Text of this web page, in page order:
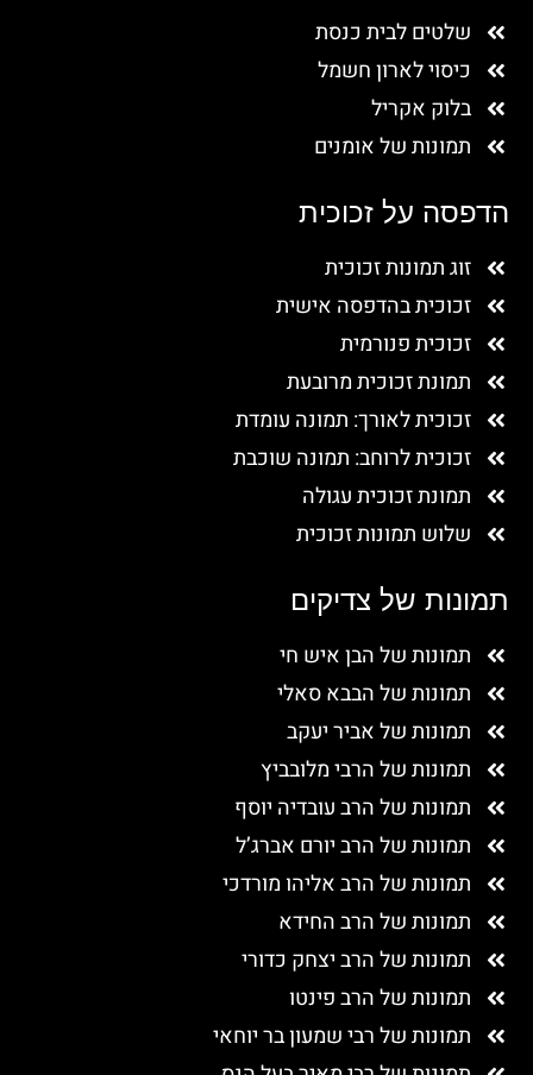
תמונות של צדיקים
תמונות של הבן איש חי
תמונות של הבבא סאלי
תמונות של אביר יעקב
תמונות של הרבי מלובביץ
תמונות של הרב עובדיה יוסף
תמונות של הרב יורם אברג’ל
תמונות של הרב אליהו מורדכי
תמונות של הרב החידא
תמונות של הרב יצחק כדורי
תמונות של הרב פינטו
תמונות של רבי שמעון בר יוחאי
הדפסה על זכוכית
זוג תמונות זכוכית
זכוכית בהדפסה אישית
זכוכית פנורמית
תמונת זכוכית מרובעת
זכוכית לאורך: תמונה עומדת
זכוכית לרוחב: תמונה שוכבת
תמונת זכוכית עגולה
שלוש תמונות זכוכית
שלטים לבית כנסת
כיסוי לארון חשמל
בלוק אקריל
תמונות של אומנים